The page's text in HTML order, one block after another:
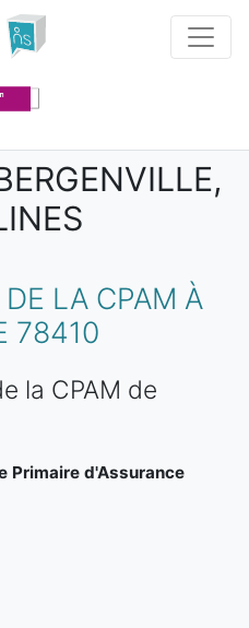
LA CPAM À
78410
la CPAM de
Primaire d'Assurance